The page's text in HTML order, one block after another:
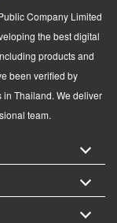
Company Limited
the best digital
products and
been verified by
Thailand. We deliver
team.